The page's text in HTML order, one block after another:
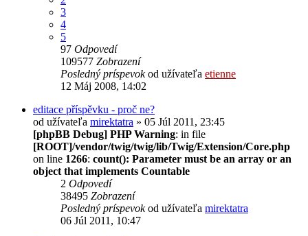
3
4
5
97 Odpovedí
109577 Zobrazení
Posledný príspevokod užívateľa etienne
12 Máj 2008, 14:02
editace příspěvku - proč ne?
od užívateľa mirektatra » 05 Júl 2011, 23:45
[phpBB Debug] PHP Warning: in file
[ROOT]/vendor/twig/twig/lib/Twig/Extension/Core.php
on line 1266: count(): Parameter must be an array or an
object that implements Countable
2 Odpovedí
38495 Zobrazení
Posledný príspevokod užívateľa mirektatra
06 Júl 2011, 10:47